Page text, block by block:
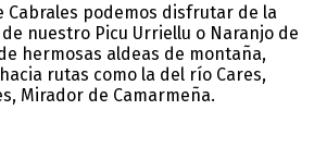
Cabrales podemos disfrutar de la
nuestro Picu Urriellu o Naranjo de
hermosas aldeas de montaña,
rutas como la del río Cares,
Mirador de Camarmeña.